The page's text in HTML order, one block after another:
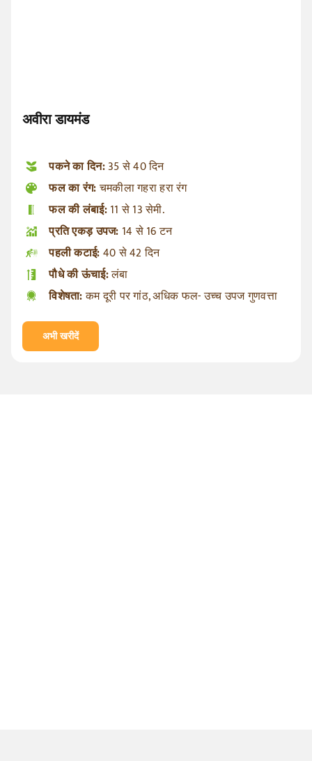
अवीरा डायमंड
पकने का दिन:35 से 40 दिन
फल का रंग:चमकीला गहरा हरा रंग
फल की लंबाई:11 से 13 सेमी.
प्रति एकड़ उपज: 14 से 16 टन
पहली कटाई:40 से 42 दिन
पौधे की ऊंचाई:लंबा
विशेषता:कम दूरी पर गांठ, अधिक फल- उच्च उपज गुणवत्ता
अभी खरीदें